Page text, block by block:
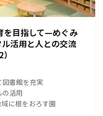
を目指して—めぐみ
活用と人との交流
図書館を充実
の活用
に根をおろす園